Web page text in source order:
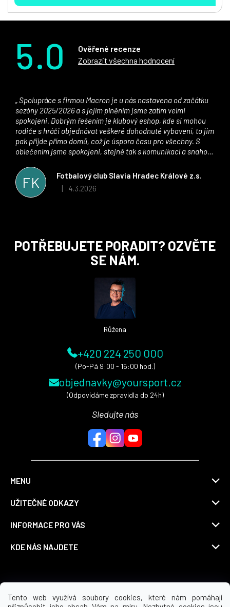
Tento web využívá soubory cookies, které nám pomáhají
5.0
Ověřené recenze
Zobrazit všechna hodnocení
FK
Fotbalový club Slavia Hradec Králové z.s.
Hodnocení obchodu je 5 z 5 hvězdiček.
| 4.3.2026
sezóny 2025/2026 a s jejím plněním jsme zatím velmi
spokojeni. Dobrým řešením je klubový eshop, kde si mohou
rodiče s hráči objednávat veškeré dohodnuté vybavení, to jim
pak přijde přímo domů, což je úspora času pro všechny. S
oblečením jsme spokojeni, stejně tak s komunikací a snahou
stran. Věříme, že v tomto duchu bude spolupráce pokračovat
i nadále, nyní už začínáme řešit i první sady dresů ;)
POTŘEBUJETE PORADIT? OZVĚTE
SE NÁM.
Růžena
+420 224 250 000
(Po-Pá 9:00 - 16:00 hod.)
objednavky@yoursport.cz
(Odpovídáme zpravidla do 24h)
Sledujte nás
MENU
UŽITEČNÉ ODKAZY
INFORMACE PRO VÁS
KDE NÁS NAJDETE
Možnosti dopravy